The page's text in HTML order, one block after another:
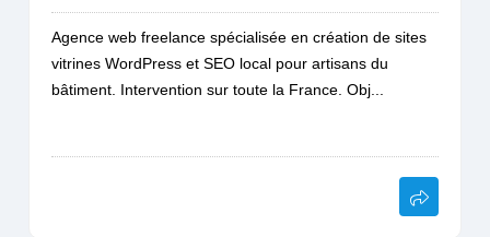
Agence web freelance spécialisée en création de sites
vitrines WordPress et SEO local pour artisans du
bâtiment. Intervention sur toute la France. Obj...